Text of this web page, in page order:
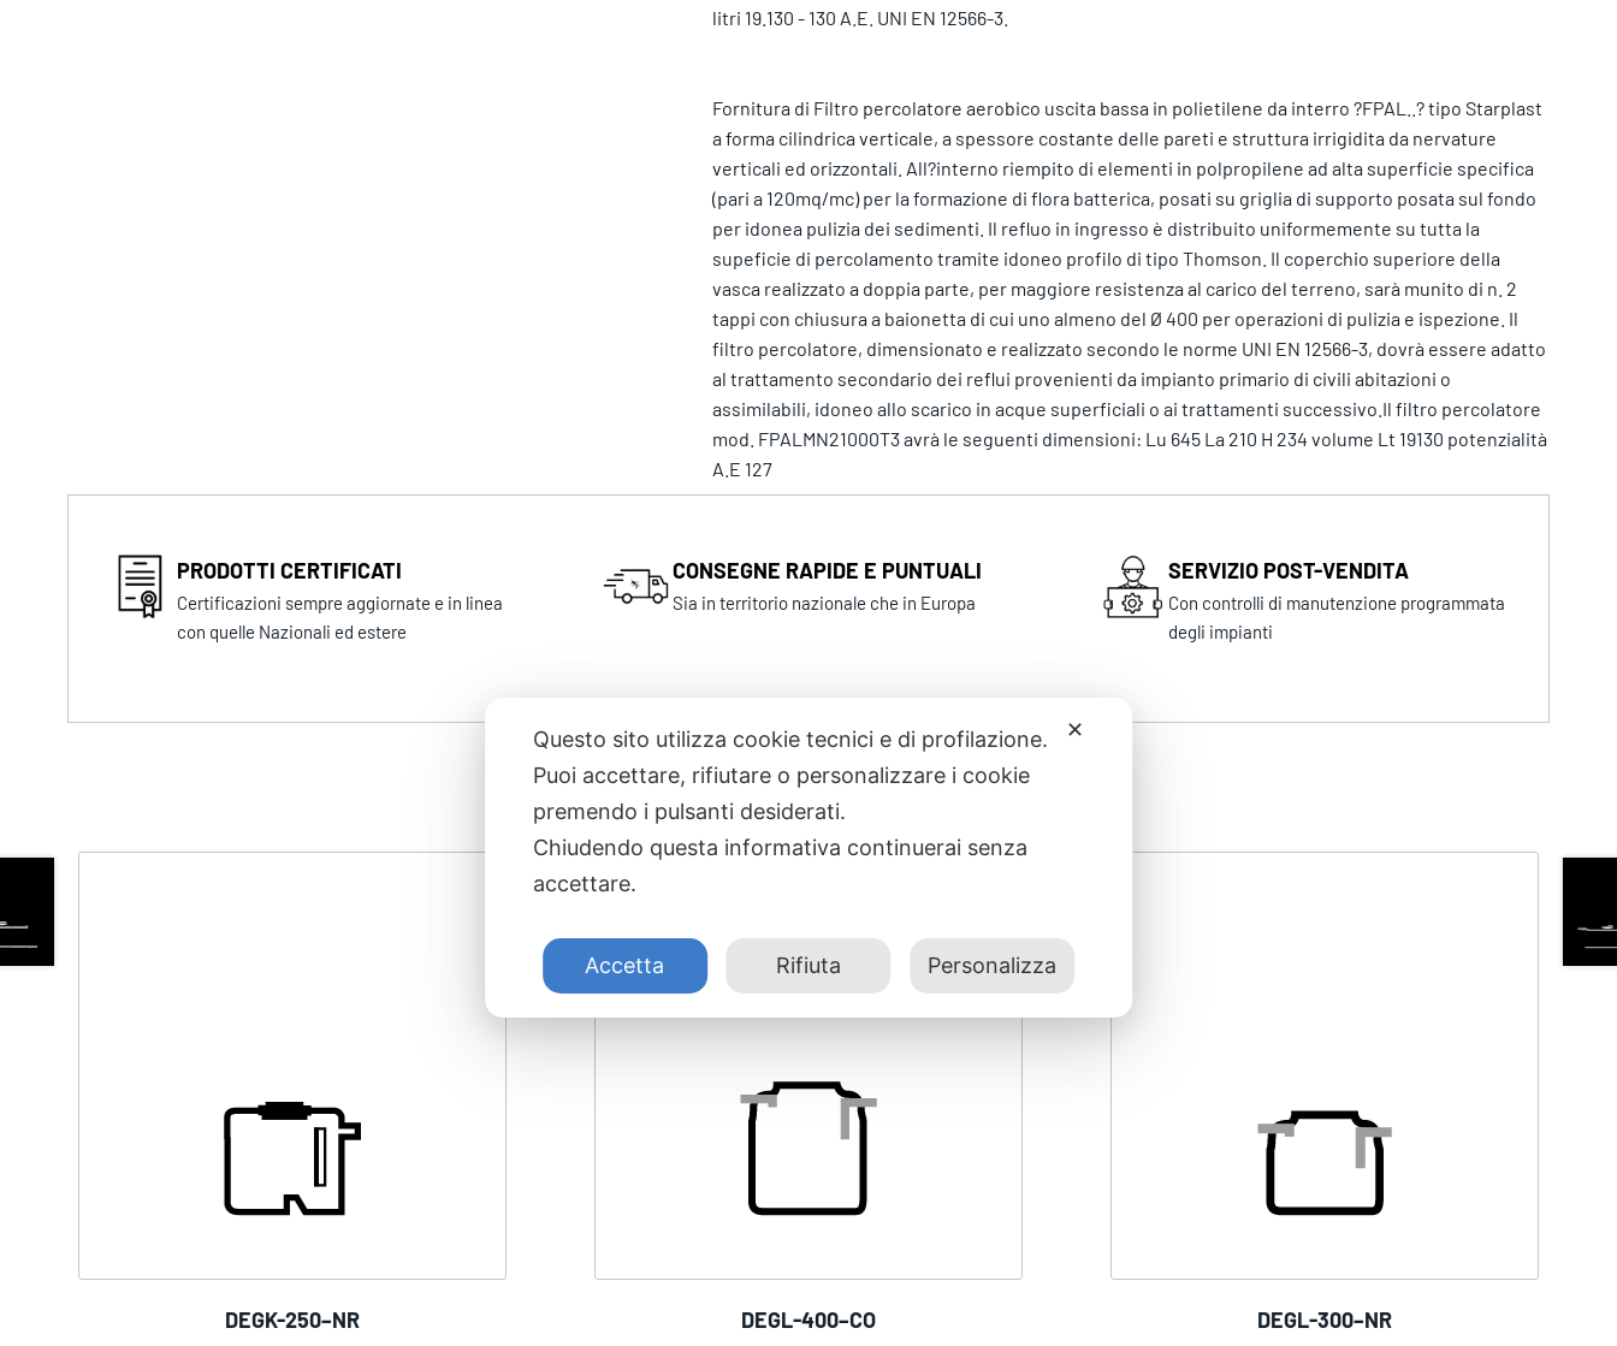
litri 19.130 - 130 A.E. UNI EN 12566-3.
Fornitura di Filtro percolatore aerobico uscita bassa in polietilene da interro ?FPAL..? tipo Starplast
a forma cilindrica verticale, a spessore costante delle pareti e struttura irrigidita da nervature
verticali ed orizzontali. All?interno riempito di elementi in polpropilene ad alta superficie specifica
(pari a 120mq/mc) per la formazione di flora batterica, posati su griglia di supporto posata sul fondo
per idonea pulizia dei sedimenti. Il refluo in ingresso è distribuito uniformemente su tutta la
supeficie di percolamento tramite idoneo profilo di tipo Thomson. Il coperchio superiore della
vasca realizzato a doppia parte, per maggiore resistenza al carico del terreno, sarà munito di n. 2
tappi con chiusura a baionetta di cui uno almeno del Ø 400 per operazioni di pulizia e ispezione. Il
filtro percolatore, dimensionato e realizzato secondo le norme UNI EN 12566-3, dovrà essere adatto
al trattamento secondario dei reflui provenienti da impianto primario di civili abitazioni o
assimilabili, idoneo allo scarico in acque superficiali o ai trattamenti successivo.Il filtro percolatore
mod. FPALMN21000T3 avrà le seguenti dimensioni: Lu 645 La 210 H 234 volume Lt 19130 potenzialità
A.E 127
PRODOTTI CERTIFICATI
Certificazioni sempre aggiornate e in linea
con quelle Nazionali ed estere
CONSEGNE RAPIDE E PUNTUALI
Sia in territorio nazionale che in Europa
SERVIZIO POST-VENDITA
Con controlli di manutenzione programmata
degli impianti
Prodotti correlati
DEGK-250–NR
DEGL-400–CO
DEGL-300–NR
✕
Questo sito utilizza cookie tecnici e di profilazione.
Puoi accettare, rifiutare o personalizzare i cookie
premendo i pulsanti desiderati.
Chiudendo questa informativa continuerai senza
accettare.
Accetta Rifiuta Personalizza